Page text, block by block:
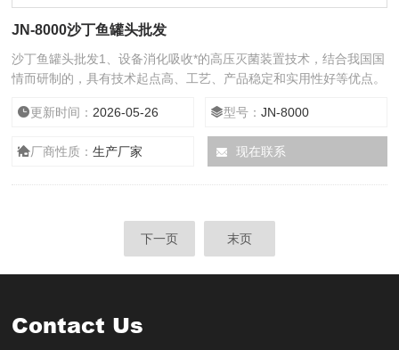
JN-8000沙丁鱼罐头批发
沙丁鱼罐头批发1、设备消化吸收*的高压灭菌装置技术，结合我国国
情而研制的，具有技术起点高、工艺、产品稳定和实用性好等优点。
备使用寿命长，设备经劳动局安全检查合格、保护装置安全可靠。
更新时间： 2026-05-26 型号：JN-8000
厂商性质：生产厂家 现在联系
下一页 末页
Contact Us